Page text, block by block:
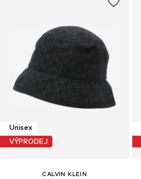
Unisex
VÝPRODEJ
CALVIN KLEIN